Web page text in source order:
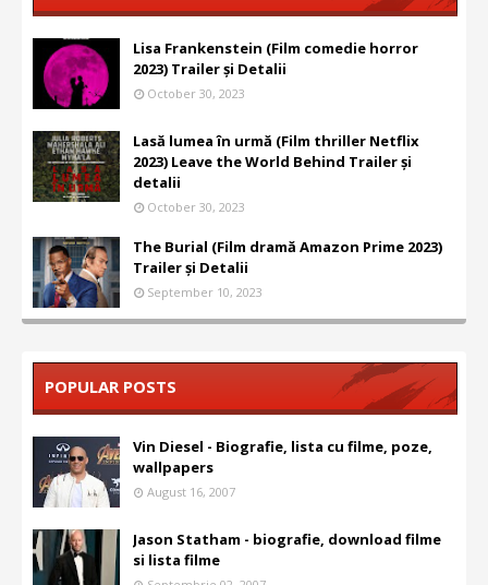
Lisa Frankenstein (Film comedie horror
2023) Trailer și Detalii
October 30, 2023
Lasă lumea în urmă (Film thriller Netflix
2023) Leave the World Behind Trailer și
detalii
October 30, 2023
The Burial (Film dramă Amazon Prime 2023)
Trailer și Detalii
September 10, 2023
POPULAR POSTS
Vin Diesel - Biografie, lista cu filme, poze,
wallpapers
August 16, 2007
Jason Statham - biografie, download filme
si lista filme